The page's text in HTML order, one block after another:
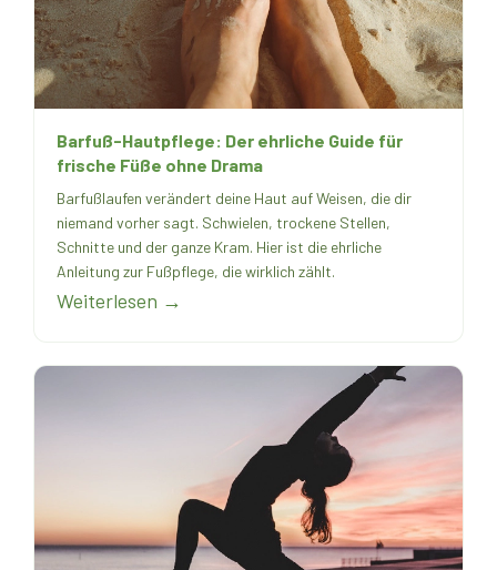
Barfuß-Hautpflege: Der ehrliche Guide für
frische Füße ohne Drama
Barfußlaufen verändert deine Haut auf Weisen, die dir
niemand vorher sagt. Schwielen, trockene Stellen,
Schnitte und der ganze Kram. Hier ist die ehrliche
Anleitung zur Fußpflege, die wirklich zählt.
Weiterlesen →